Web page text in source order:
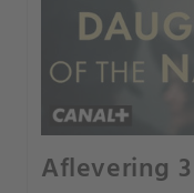
Aflevering